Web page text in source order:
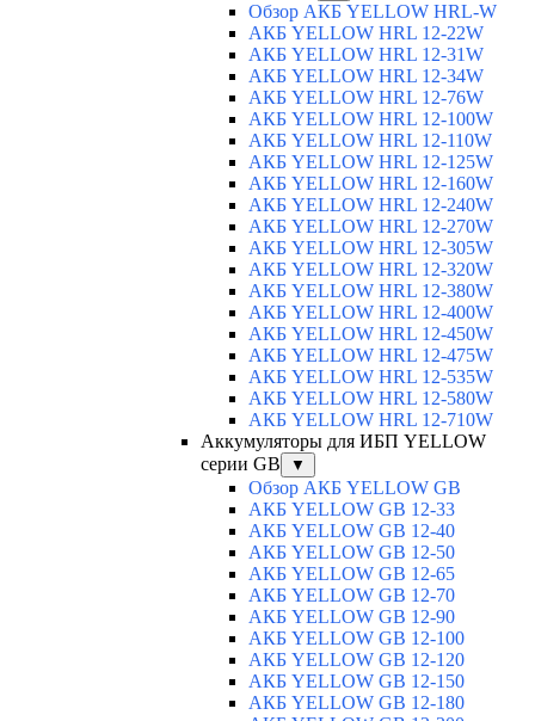
Обзор АКБ YELLOW HRL-W
АКБ YELLOW HRL 12-22W
АКБ YELLOW HRL 12-31W
АКБ YELLOW HRL 12-34W
АКБ YELLOW HRL 12-76W
АКБ YELLOW HRL 12-100W
АКБ YELLOW HRL 12-110W
АКБ YELLOW HRL 12-125W
АКБ YELLOW HRL 12-160W
АКБ YELLOW HRL 12-240W
АКБ YELLOW HRL 12-270W
АКБ YELLOW HRL 12-305W
АКБ YELLOW HRL 12-320W
АКБ YELLOW HRL 12-380W
АКБ YELLOW HRL 12-400W
АКБ YELLOW HRL 12-450W
АКБ YELLOW HRL 12-475W
АКБ YELLOW HRL 12-535W
АКБ YELLOW HRL 12-580W
АКБ YELLOW HRL 12-710W
Аккумуляторы для ИБП YELLOW
серии GB
▼
Обзор АКБ YELLOW GB
АКБ YELLOW GB 12-33
АКБ YELLOW GB 12-40
АКБ YELLOW GB 12-50
АКБ YELLOW GB 12-65
АКБ YELLOW GB 12-70
АКБ YELLOW GB 12-90
АКБ YELLOW GB 12-100
АКБ YELLOW GB 12-120
АКБ YELLOW GB 12-150
АКБ YELLOW GB 12-180